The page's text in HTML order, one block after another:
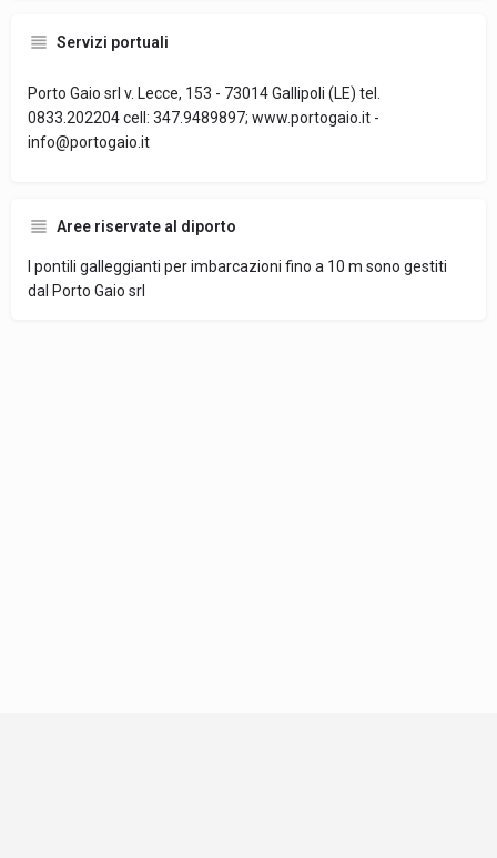
Servizi portuali
Porto Gaio srl v. Lecce, 153 - 73014 Gallipoli (LE) tel.
0833.202204 cell: 347.9489897; www.portogaio.it -
info@portogaio.it
Aree riservate al diporto
I pontili galleggianti per imbarcazioni fino a 10 m sono gestiti
dal Porto Gaio srl